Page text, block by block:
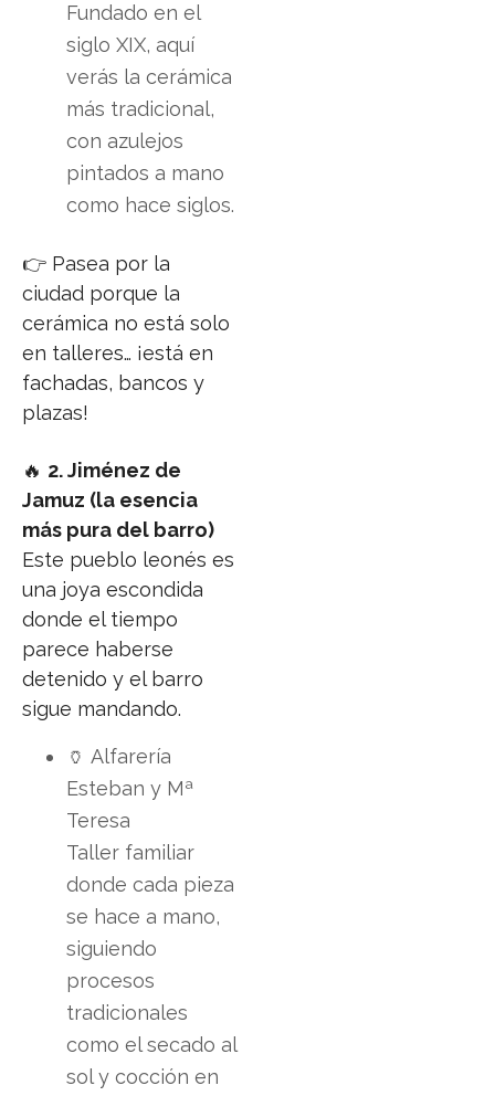
Fundado en el
siglo XIX, aquí
verás la cerámica
más tradicional,
con azulejos
pintados a mano
como hace siglos.
👉 Pasea por la
ciudad porque la
cerámica no está solo
en talleres… ¡está en
fachadas, bancos y
plazas!
🔥 2. Jiménez de
Jamuz (la esencia
más pura del barro)
Este pueblo leonés es
una joya escondida
donde el tiempo
parece haberse
detenido y el barro
sigue mandando.
🏺 Alfarería
Esteban y Mª
Teresa
Taller familiar
donde cada pieza
se hace a mano,
siguiendo
procesos
tradicionales
como el secado al
sol y cocción en